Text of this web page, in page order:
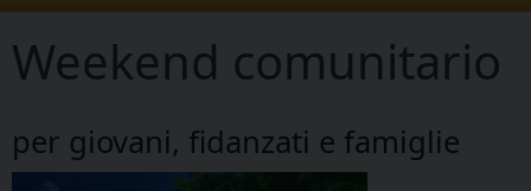
Weekend comunitario
per giovani, fidanzati e famiglie